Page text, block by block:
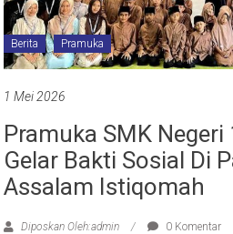
Berita Pramuka
1 Mei 2026
Pramuka SMK Negeri
Gelar Bakti Sosial Di
Assalam Istiqomah
Diposkan Oleh:admin 0 Komentar